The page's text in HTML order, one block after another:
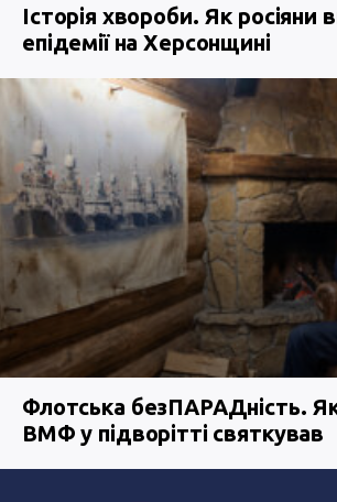
Історія хвороби. Як росіяни
епідемії на Херсонщині
Флотська безПАРАДність.
ВМФ у підворітті святкував